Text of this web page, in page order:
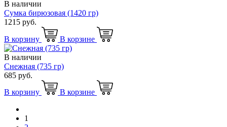
В наличии
Сумка бирюзовая (1420 гр)
1215 руб.
В корзину
В корзине
В наличии
Снежная (735 гр)
685 руб.
В корзину
В корзине
1